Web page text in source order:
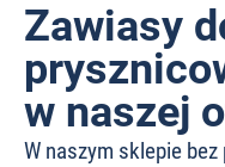
Zawiasy
w naszej
W naszym sklepie